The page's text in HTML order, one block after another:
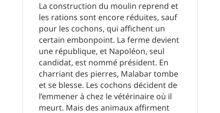
La construction du moulin reprend et
les rations sont encore réduites, sauf
pour les cochons, qui affichent un
certain embonpoint. La ferme devient
une république, et Napoléon, seul
candidat, est nommé président. En
charriant des pierres, Malabar tombe
et se blesse. Les cochons décident de
l’emmener à chez le vétérinaire où il
meurt. Mais des animaux affirment